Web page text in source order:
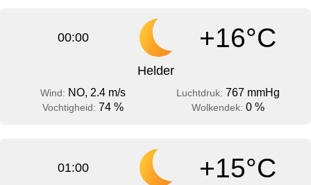
00:00 +16°C
Helder
Wind: NO, 2.4 m/s Luchtdruk: 767 mmHg
Vochtigheid: 74 % Wolkendek: 0 %
01:00 +15°C